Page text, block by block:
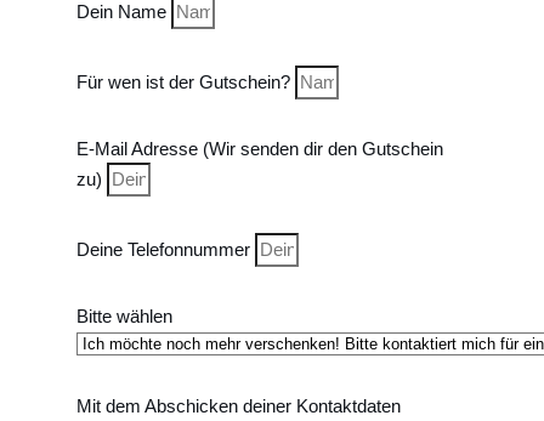
Dein Name
Für wen ist der Gutschein?
E-Mail Adresse (Wir senden dir den Gutschein
zu)
Deine Telefonnummer
Bitte wählen
Mit dem Abschicken deiner Kontaktdaten